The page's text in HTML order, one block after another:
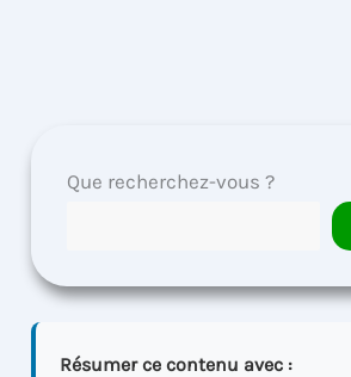
Que recherchez-vous ?
Résumer ce contenu avec :